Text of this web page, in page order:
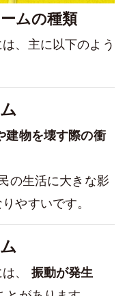
ムの種類
、主に以下のよう
建物を壊す際の衝
の生活に大きな影
やすいです。
、 振動が発生